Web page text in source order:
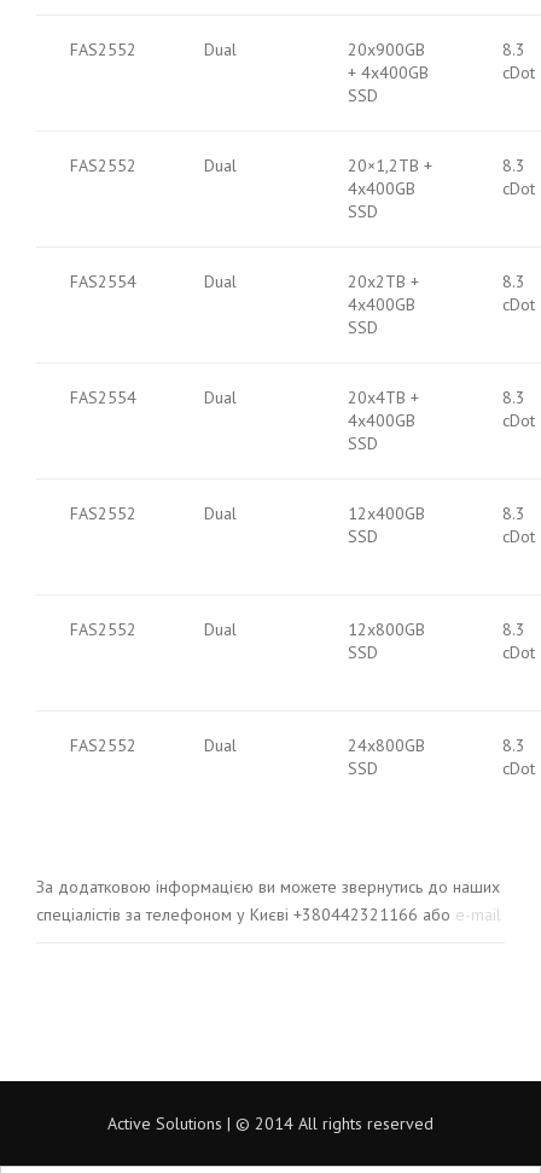
FAS2552 Dual
20x900GB
+ 4x400GB
SSD
8.3
cDot
FAS2552 Dual
20×1,2TB +
4x400GB
SSD
8.3
cDot
FAS2554 Dual
20x2TB +
4x400GB
SSD
8.3
cDot
FAS2554 Dual
20x4TB +
4x400GB
SSD
8.3
cDot
FAS2552 Dual
12x400GB
SSD
8.3
cDot
FAS2552 Dual
12x800GB
SSD
8.3
cDot
FAS2552 Dual
24x800GB
SSD
8.3
cDot
За додатковою інформацією ви можете звернутись до наших
спеціалістів за телефоном у Києві +380442321166 або e-mail
Active Solutions | © 2014 All rights reserved